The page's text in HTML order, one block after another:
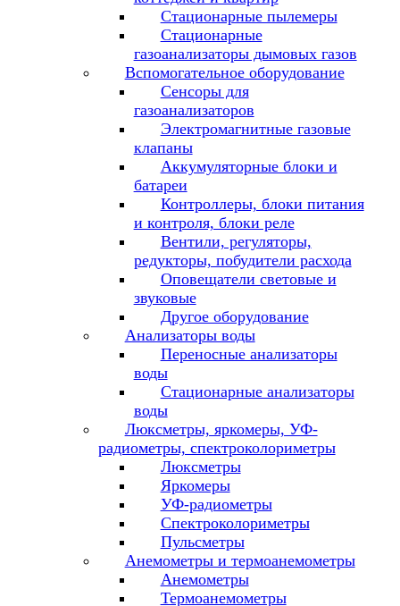
Стационарные пылемеры
Стационарные
газоанализаторы дымовых газов
Вспомогательное оборудование
Сенсоры для
газоанализаторов
Электромагнитные газовые
клапаны
Аккумуляторные блоки и
батареи
Контроллеры, блоки питания
и контроля, блоки реле
Вентили, регуляторы,
редукторы, побудители расхода
Оповещатели световые и
звуковые
Другое оборудование
Анализаторы воды
Переносные анализаторы
воды
Стационарные анализаторы
воды
Люксметры, яркомеры, УФ-
радиометры, спектроколориметры
Люксметры
Яркомеры
УФ-радиометры
Спектроколориметры
Пульсметры
Анемометры и термоанемометры
Анемометры
Термоанемометры